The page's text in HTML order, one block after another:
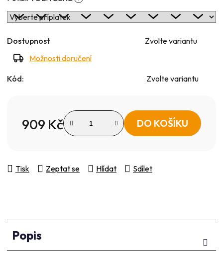
Dostupnost
Zvolte variantu
Možnosti doručení
Kód: Zvolte variantu
909 Kč DO KOŠÍKU
Tisk Zeptat se Hlídat Sdílet
Popis